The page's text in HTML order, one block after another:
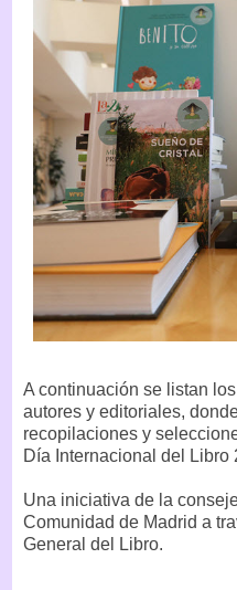
A continuación se listan
autores y editoriales,
recopilaciones y
Día Internacional del Libro
Una iniciativa de la
Comunidad de Madrid a
General del Libro.